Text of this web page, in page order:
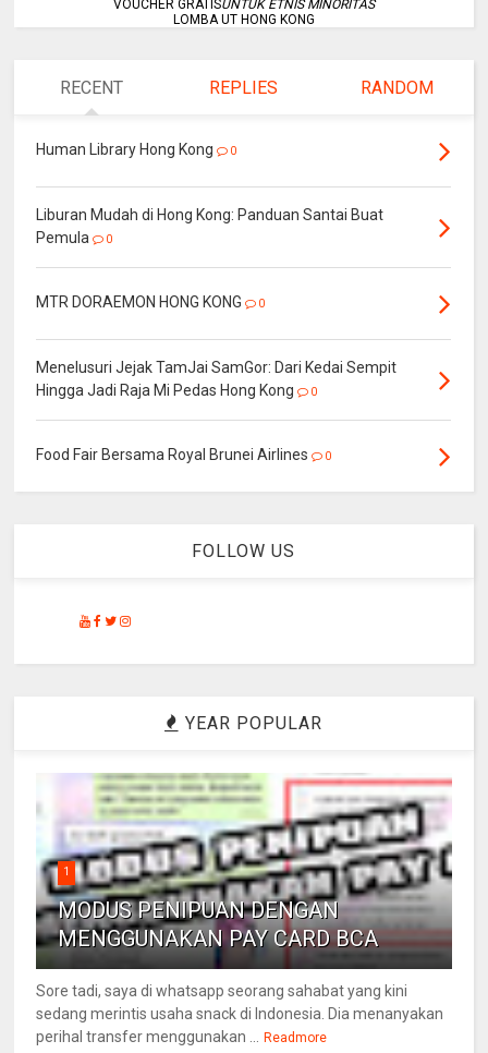
VOUCHER GRATISUNTUK ETNIS MINORITAS
LOMBA UT HONG KONG
RECENT REPLIES RANDOM
Human Library Hong Kong 0
Liburan Mudah di Hong Kong: Panduan Santai Buat
Pemula
0
MTR DORAEMON HONG KONG 0
Menelusuri Jejak TamJai SamGor: Dari Kedai Sempit
Hingga Jadi Raja Mi Pedas Hong Kong
0
Food Fair Bersama Royal Brunei Airlines 0
FOLLOW US
YEAR POPULAR
1
MODUS PENIPUAN DENGAN
MENGGUNAKAN PAY CARD BCA
Sore tadi, saya di whatsapp seorang sahabat yang kini
sedang merintis usaha snack di Indonesia. Dia menanyakan
perihal transfer menggunakan ... Readmore